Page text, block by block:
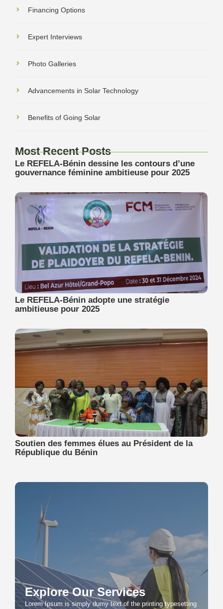
Financing Options
Expert Interviews
Photo Galleries
Advancements in Solar Technology
Benefits of Going Solar
Most Recent Posts
Le REFELA-Bénin dessine les contours d’une
gouvernance féminine ambitieuse pour 2025
Le REFELA-Bénin adopte une stratégie
ambitieuse pour 2025
Soutien des femmes élues au Président de la
République du Bénin
Explore Our Services
Lorem Ipsum is simply dumy text of the printing typesetting